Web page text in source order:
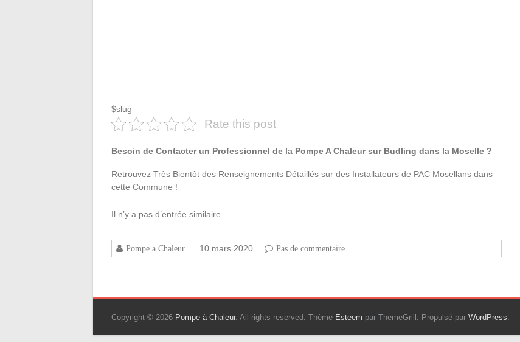
$slug
Rate this post
Besoin de Contacter un Professionnel de la Pompe A Chaleur sur Budling dans la Moselle ?
Retrouvez Très Bientôt des Renseignements Détaillés sur des Installateurs de PAC Mosellans dans
cette Commune !
Il n’y a pas d’entrée similaire.
Pompe a Chaleur 10 mars 2020 Pas de commentaire
Copyright © 2026 Pompe à Chaleur. All rights reserved. Thème Esteem par ThemeGrill. Propulsé par WordPress.